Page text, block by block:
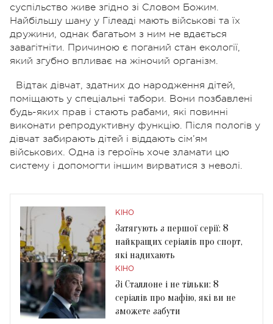
суспільство живе згідно зі Словом Божим.
Найбільшу шану у Гілеаді мають військові та їх
дружини, однак багатьом з ним не вдається
завагітніти. Причиною є поганий стан екології,
який згубно впливає на жіночий організм.
Відтак дівчат, здатних до народження дітей,
поміщають у спеціальні табори. Вони позбавлені
будь-яких прав і стають рабами, які повинні
виконати репродуктивну функцію. Після пологів у
дівчат забирають дітей і віддають сім’ям
військових. Одна із героїнь хоче зламати цю
систему і допомогти іншим вирватися з неволі.
КІНО
Затягують з першої серії: 8
найкращих серіалів про спорт,
які надихають
КІНО
Зі Сталлоне і не тільки: 8
серіалів про мафію, які ви не
зможете забути